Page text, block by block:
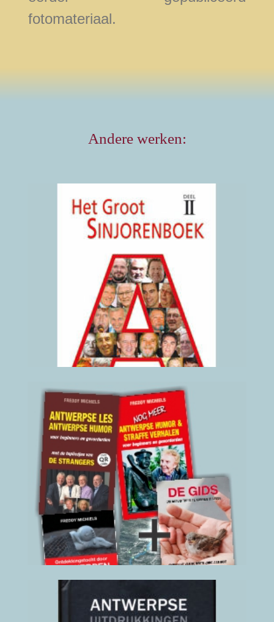
fotomateriaal.
Andere werken:
Antwerpse Gezegden en
Uitdrukkingen
2008
(klik hier voor details)
4 boeken over
Antwerpen + De Gids
Samen voor slechts € 50
2023
(klik hier voor details)
Antwerpse